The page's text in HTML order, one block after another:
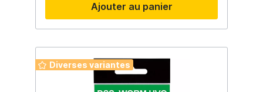
Ajouter au panier
Diverses variantes